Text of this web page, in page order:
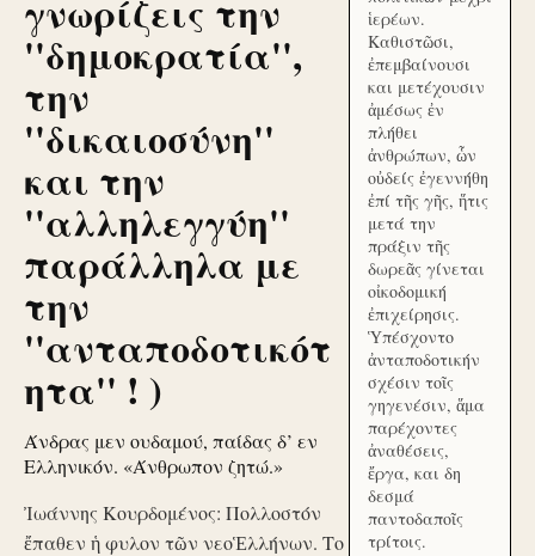
γνωρίζεις την
''δημοκρατία'',
την
''δικαιοσύνη''
και την
''αλληλεγγύη''
παράλληλα με
την
''ανταποδοτικότ
ητα'' ! )
Άνδρας μεν ουδαμού, παίδας δ’ εν
Ελληνικόν. «Άνθρωπον ζητώ.»
Ἰωάννης Κουρδομένος: Πολλοστόν
ἔπαθεν ἡ φυλον τῶν νεοἙλλήνων. Το
ἱερέων.
Καθιστῶσι,
ἐπεμβαίνουσι
και μετέχουσιν
ἀμέσως ἐν
πλήθει
ἀνθρώπων, ὧν
οὐδείς ἐγεννήθη
ἐπί τῆς γῆς, ἥτις
μετά την
πράξιν τῆς
δωρεᾶς γίνεται
οἰκοδομική
ἐπιχείρησις.
Ὑπέσχοντο
ἀνταποδοτικήν
σχέσιν τοῖς
γηγενέσιν, ἅμα
παρέχοντες
ἀναθέσεις,
ἔργα, και δη
δεσμά
παντοδαποῖς
τρίτοις.